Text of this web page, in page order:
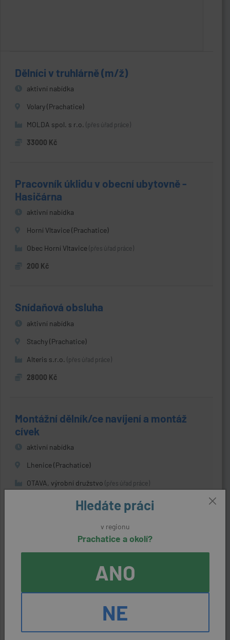
Dělníci v truhlárně (m/ž)
aktivní nabídka
Volary (Prachatice)
MOLDA spol. s r.o. (přes úřad práce)
33000 Kč
Pracovník úklidu v obecní ubytovně -
Hasičárna
aktivní nabídka
Horní Vltavice (Prachatice)
Obec Horní Vltavice (přes úřad práce)
200 Kč
Snídaňová obsluha
aktivní nabídka
Stachy (Prachatice)
Alteris s.r.o. (přes úřad práce)
28000 Kč
Montážní dělník/ce navíjení a montáž
cívek
aktivní nabídka
Lhenice (Prachatice)
OTAVA, výrobní družstvo (přes úřad práce)
Obsluha v jídelně/restauraci hotelu
Alteris s.r.o.(přes úřad práce)
Hledáte práci
v regionu
Prachatice a okolí?
ANO
NE